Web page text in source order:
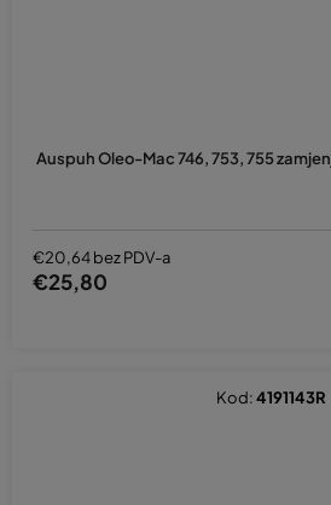
Auspuh Oleo-Mac 746, 753, 755
€20,64 bez PDV-a
€25,80
Kod:4191143R